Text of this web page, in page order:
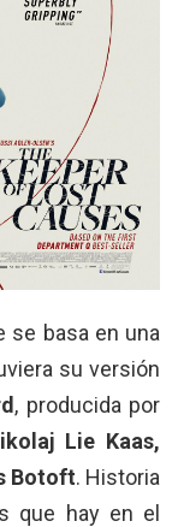
se basa en una
su versión
, producida por
Lie Kaas,
Botoft. Historia
que hay en el